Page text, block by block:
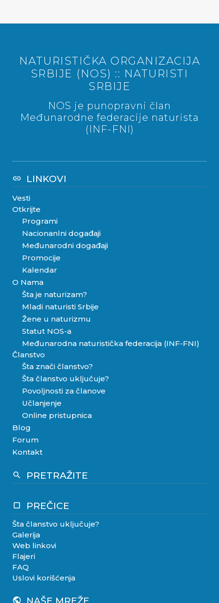
NATURISTIČKA ORGANIZACIJA
SRBIJE (NOS) :: NATURISTI
SRBIJE
NOS je punopravni član
Međunarodne federacije naturista
(INF-FNI)
link LINKOVI
Vesti
Otkrijte
Programi
Nacionanlni događaji
Međunarodni događaji
Promocije
Kalendar
O Nama
Šta je naturizam?
Mladi naturisti Srbije
Žene u naturizmu
Statut NOS-a
Međunarodna naturistička federacija (INF-FNI)
Članstvo
Šta znači članstvo?
Šta članstvo uključuje?
Povoljnosti za članove
Učlanjenje
Online pristupnica
Blog
Forum
Kontakt
search PRETRAŽITE
crop_square PREČICE
Šta članstvo uključuje?
Galerija
Web linkovi
Flajeri
FAQ
Uslovi korišćenja
public